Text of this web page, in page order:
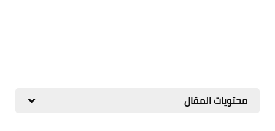
محتويات المقال